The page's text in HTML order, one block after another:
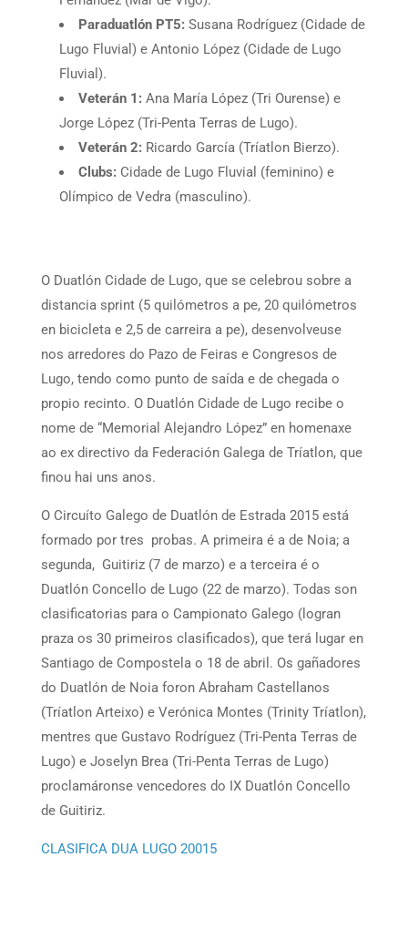
Paraduatlón PT5:Susana Rodríguez (Cidade de
Lugo Fluvial) e Antonio López (Cidade de Lugo
Fluvial).
Veterán 1:Ana María López (Tri Ourense) e
Jorge López (Tri-Penta Terras de Lugo).
Veterán 2:Ricardo García (Tríatlon Bierzo).
Clubs:Cidade de Lugo Fluvial (feminino) e
Olímpico de Vedra (masculino).
O Duatlón Cidade de Lugo, que se celebrou sobre a
distancia sprint (5 quilómetros a pe, 20 quilómetros
en bicicleta e 2,5 de carreira a pe), desenvolveuse
nos arredores do Pazo de Feiras e Congresos de
Lugo, tendo como punto de saída e de chegada o
propio recinto. O Duatlón Cidade de Lugo recibe o
nome de “Memorial Alejandro López” en homenaxe
ao ex directivo da Federación Galega de Tríatlon, que
finou hai uns anos.
O Circuíto Galego de Duatlón de Estrada 2015 está
formado por tres probas. A primeira é a de Noia; a
segunda, Guitiriz (7 de marzo) e a terceira é o
Duatlón Concello de Lugo (22 de marzo). Todas son
clasificatorias para o Campionato Galego (logran
praza os 30 primeiros clasificados), que terá lugar en
Santiago de Compostela o 18 de abril. Os gañadores
do Duatlón de Noia foron Abraham Castellanos
(Tríatlon Arteixo) e Verónica Montes (Trinity Tríatlon),
mentres que Gustavo Rodríguez (Tri-Penta Terras de
Lugo) e Joselyn Brea (Tri-Penta Terras de Lugo)
proclamáronse vencedores do IX Duatlón Concello
de Guitiriz.
CLASIFICA DUA LUGO 20015